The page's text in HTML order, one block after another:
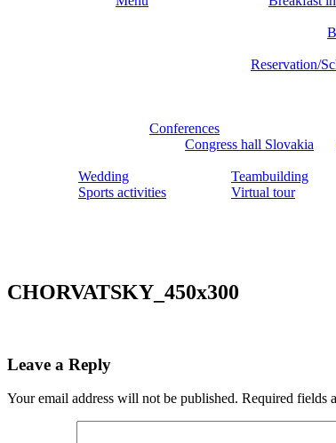
Reservation/
Conferences
Congress hall Slovakia
Wedding
Teambuilding
Sports activities
Virtual tour
CHORVATSKY_450x300
Leave a Reply
Your email address will not be published. Required fields